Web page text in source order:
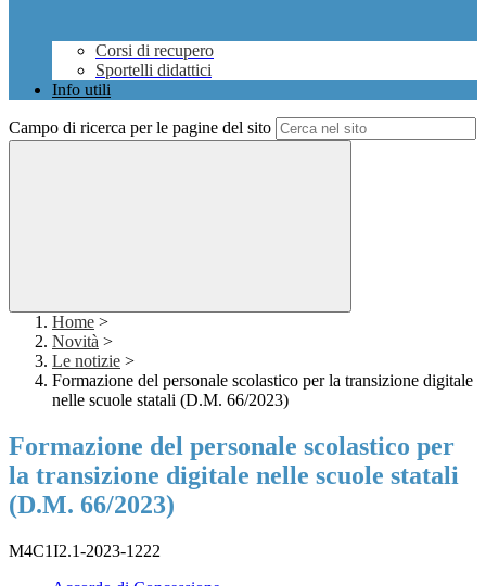
Corsi di recupero
Sportelli didattici
Info utili
Campo di ricerca per le pagine del sito
Home >
Novità >
Le notizie >
Formazione del personale scolastico per la transizione digitale
nelle scuole statali (D.M. 66/2023)
Formazione del personale scolastico per
la transizione digitale nelle scuole statali
(D.M. 66/2023)
M4C1I2.1-2023-1222